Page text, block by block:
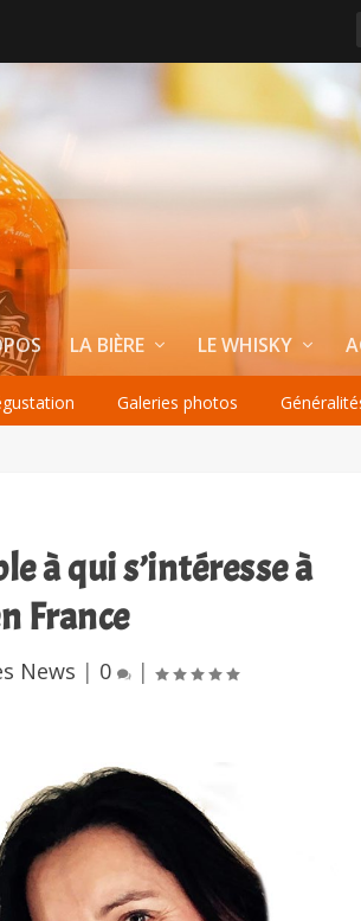
LA BIÈRE LE WHISKY
Galeries photos
à qui s’intéresse à
France
News | 0 |